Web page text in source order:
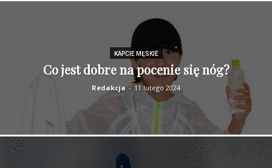
KAPCIE MĘSKIE
Co jest dobre na pocenie się nóg?
Redakcja - 11 lutego 2024